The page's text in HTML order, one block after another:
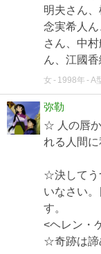
明夫さん
念実希人
さん、中
ん、江國香
女 1998年 A
弥勒
☆ 人の唇
れる人間に
☆決してう
いなさい
す。
<ヘレン・
☆奇跡は諦